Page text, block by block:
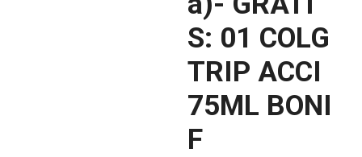
S: 01 COLG
TRIP ACCI
75ML BONI
F